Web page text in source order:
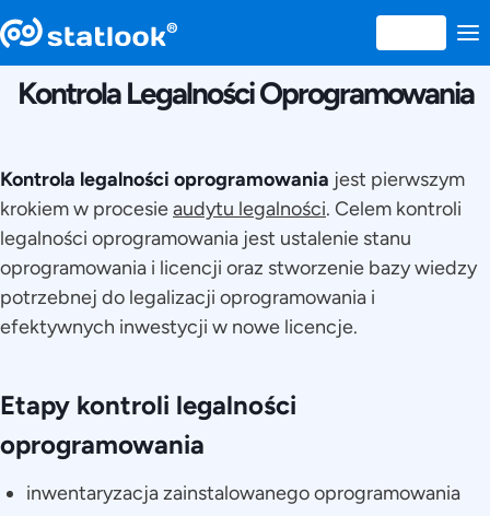
Kontrola Legalności Oprogramowania
Kontrola legalności oprogramowania jest pierwszym
krokiem w procesieaudytu legalności. Celem kontroli
legalności oprogramowania jest ustalenie stanu
oprogramowania i licencji oraz stworzenie bazy wiedzy
potrzebnej do legalizacji oprogramowania i
efektywnych inwestycji w nowe licencje.
Etapy kontroli legalności
oprogramowania
inwentaryzacja zainstalowanego oprogramowania